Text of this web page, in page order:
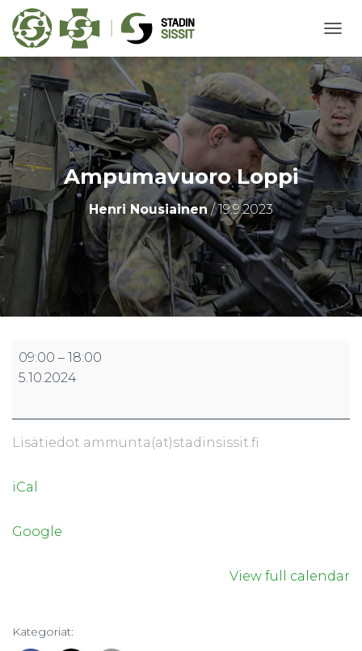
A
V
I
G
O
I
N
P
Ä
Ä
L
E
/
P
O
Ampumavuoro Loppi
Henri Nousiainen/19.9.2023
Ampumavuoro
Loppi
09:00 – 18:00
5.10.2024
Lisätiedot ammunta(at)stadinsissit.fi
iCal
Google
View full calendar
Kategoriat: